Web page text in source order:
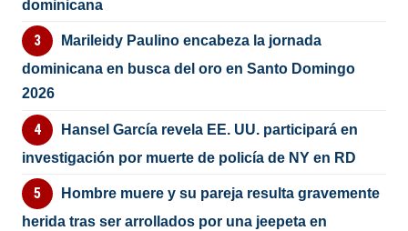
dominicana
Marileidy Paulino encabeza la jornada
dominicana en busca del oro en Santo Domingo
2026
Hansel García revela EE. UU. participará en
investigación por muerte de policía de NY en RD
Hombre muere y su pareja resulta gravemente
herida tras ser arrollados por una jeepeta en